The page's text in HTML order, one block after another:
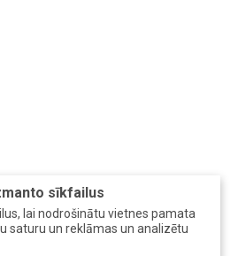
sīkfailus
lai nodrošinātu vietnes pamata
saturu un reklāmas un analizētu